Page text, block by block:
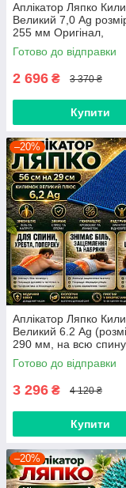
Аплікатор Ляпко
Великий 7,0 Ag
255 мм Оригінал,
остеохондроз, артрит,
зняття болю
Готово до відправки
2 696 ₴ 3 370 ₴
Купити
–20%
Аплікатор Ляпко
Великий 6.2 Ag
290 мм, на всю спину,
знімає біль,
Готово до відправки
3 296 ₴ 4 120 ₴
Купити
–20%